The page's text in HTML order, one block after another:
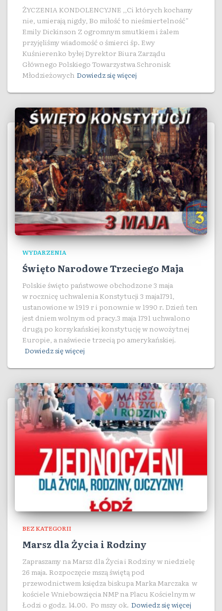
ŻYCZENIA KONDOLENCYJNE ,,Ci których kochamy
nie, umierają nigdy, Bo miłość to nieśmiertelność”
Emily Dickinson Z ogromnym smutkiem i żalem
przyjęliśmy wiadomość o śmierci śp. Ewy
Kuśnierenko byłej Dyrektor Biura Zarządu
Głównego Polskiego Towarzystwa Schronisk
Młodzieżowych Dowiedz się więcej
WYDARZENIA
Święto Narodowe Trzeciego Maja
Polskie święto państwowe obchodzone 3 maja
w rocznicę uchwalenia Konstytucji 3 maja1791,
ustanowione w 1919 r i ponownie w 1990 r. Dzień ten
jest dniem wolnym od pracy.3 maja 1791 uchwalono
drugą po korsykańskiej konstytucję w nowożytnej
Europie, a naświecie trzecią po amerykańskiej.
Dowiedz się więcej
BEZ KATEGORII
Marsz dla Życia i Rodziny
Zapraszamy na Marsz dla Życia i Rodziny w niedzielę
26 maja. Rozpoczęcie mszą świętą pod
przewodnictwem księdza biskupa Marka Marczaka w
kościele Wniebowzięcia NMP na Placu Kościelnym w
Łodzi o godz. 14.00. Po mszy ok. Dowiedz się więcej